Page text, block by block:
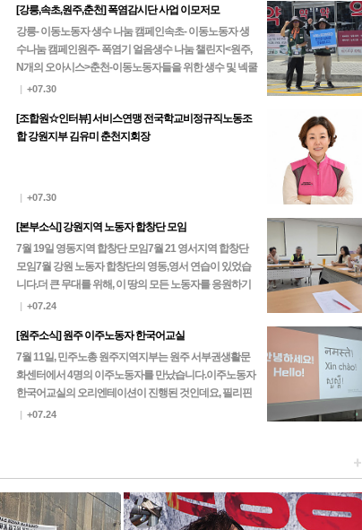
[강릉,속초,원주,춘천] 폭염감시단 사업 이모저모
강릉- 이동노동자 생수 나눔 캠페인속초- 이동노동자 생
수나눔 캠페인원주- 폭염기 얼음생수 나눔 챌린지<원주,
N개의 오아시스>춘천-이동노동자들을 위한 생수 및 넥쿨
러, 팔토시 나눔
| +07.30
[조합원☆인터뷰] 서비스연맹 전국학교비정규직노동조
합 강원지부 김유미 춘천지회장
| +07.30
[본부소식] 강원지역 노동자 합창단 모임
7월 19일 영동지역 합창단 모임7월 21 영서지역 합창단
모임 7월 강원 노동자 합창단의 영동,영서 연습이 있었습
니다.더 큰 무대를 위해, 이 땅의 모든 노동자를 응원하기
위해, 노동자 합창단은 한 마음 한 뜻으로…
| +07.24
[원주소식] 원주 이주노동자 한국어교실
7월 11일, 민주노총 원주지역지부는 원주 서부권생활문
화센터에서 4명의 이주노동자를 만났습니다.이주노동자
한국어교실의 오리엔테이션이 진행된 것인데요, 필리핀
과 네팔 노동자들이 찾아주셨고 이후 진행되는 본 수업에
| +07.24
+